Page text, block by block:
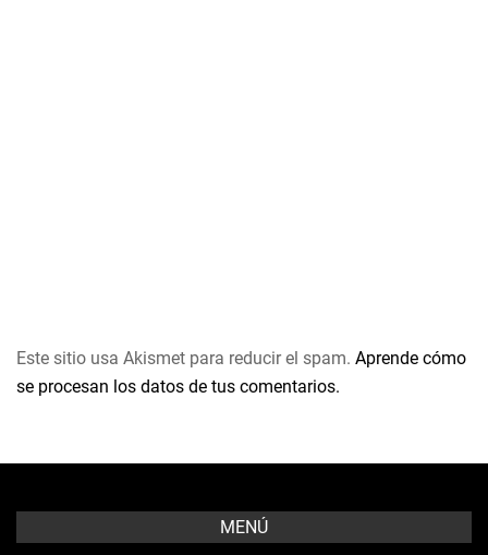
Este sitio usa Akismet para reducir el spam. Aprende cómo
se procesan los datos de tus comentarios.
MENÚ